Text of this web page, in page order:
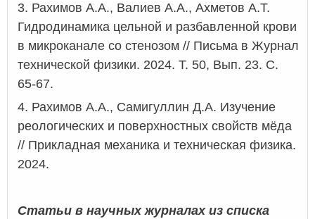
3. Рахимов А.А., Валиев А.А., Ахметов А.Т.
Гидродинамика цельной и разбавленной крови
в микроканале со стенозом // Письма в Журнал
технической физики. 2024. Т. 50, Вып. 23. С.
65-67.
4. Рахимов А.А., Самигуллин Д.А. Изучение
реологических и поверхностных свойств мёда
// Прикладная механика и техническая физика.
2024.
Статьи в научных журналах из списка